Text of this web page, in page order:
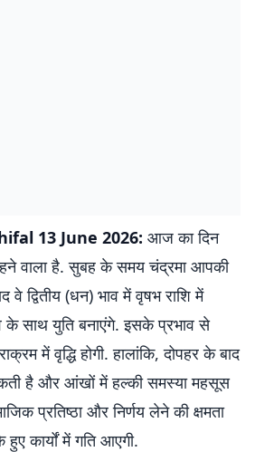
13 June 2026: आज का दिन
वाला है. सुबह के समय चंद्रमा आपकी
वे द्वितीय (धन) भाव में वृषभ राशि में
साथ युति बनाएंगे. इसके प्रभाव से
में वृद्धि होगी. हालांकि, दोपहर के बाद
है और आंखों में हल्की समस्या महसूस
प्रतिष्ठा और निर्णय लेने की क्षमता
कार्यों में गति आएगी.